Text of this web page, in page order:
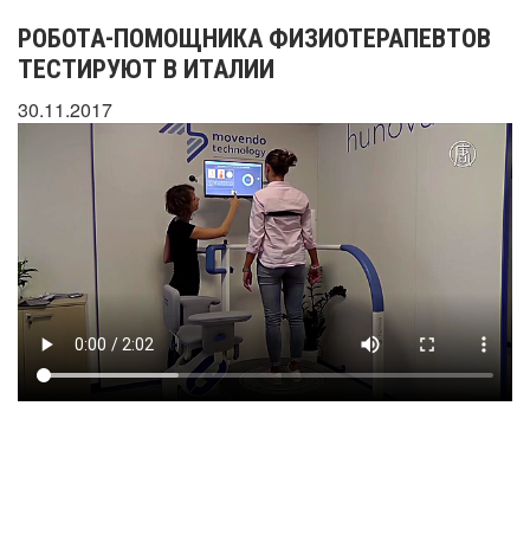
РОБОТА-ПОМОЩНИКА ФИЗИОТЕРАПЕВТОВ
ТЕСТИРУЮТ В ИТАЛИИ
30.11.2017